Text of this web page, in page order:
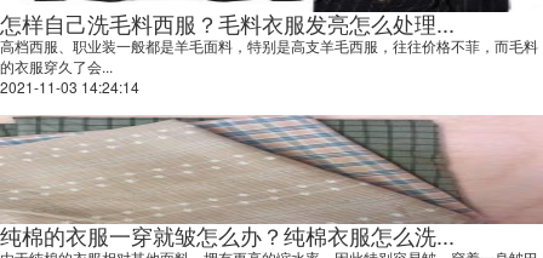
怎样自己洗毛料西服？毛料衣服发亮怎么处理...
高档西服、职业装一般都是羊毛面料，特别是高支羊毛西服，往往价格不菲，而毛料
的衣服穿久了会...
2021-11-03 14:24:14
纯棉的衣服一穿就皱怎么办？纯棉衣服怎么洗...